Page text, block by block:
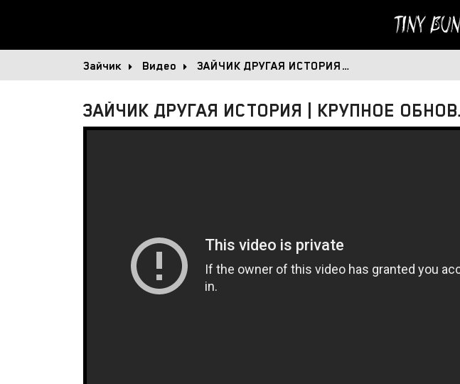
Tiny
Зайчик Видео ЗАЙЧИК ДРУГАЯ ИСТОРИЯ…
ЗАЙЧИК ДРУГАЯ ИСТОРИЯ | КРУПНОЕ